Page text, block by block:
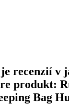
recenzií v
produkt:
Bag